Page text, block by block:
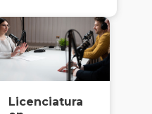
Licenciatura